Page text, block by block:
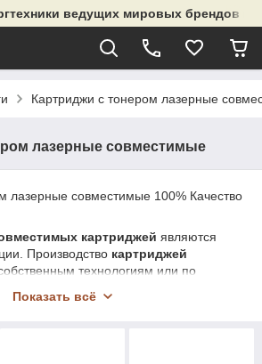
ведущих мировых брендов и
Картриджи с тонером лазерные
лазерные совместимые
лазерные совместимые 100% Качество
картриджей являются
Производство картриджей
технологиям или по
значительно ниже цен на
а вот ресурс использования
Показать всё